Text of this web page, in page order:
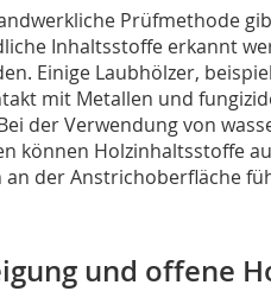
Prüfmethode
Inhaltsstoffe erkannt
Einige Laubhölzer,
mit Metallen und
der Verwendung von
können Holzinhaltsstoffe
an der Anstrichoberfläche
und offene